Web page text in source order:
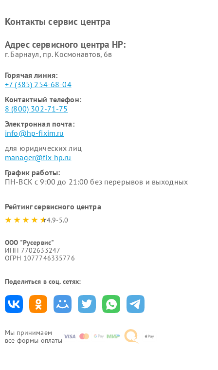
Мы принимаем
все формы оплаты
Контакты сервис центра
Адрес сервисного центра HP:
г. Барнаул, ​пр. Космонавтов, 6в
Горячая линия:
+7 (385) 254-68-04
Контактный телефон:
8 (800) 302-71-75
Электронная почта:
info@hp-fixim.ru
для юридических лиц
manager@fix-hp.ru
График работы:
ПН-ВСК с 9:00 до 21:00 без перерывов и выходных
Рейтинг сервисного центра
4.9-5.0
ООО "Русервис"
ИНН 7702633247
ОГРН 1077746335776
Поделиться в соц. сетях: